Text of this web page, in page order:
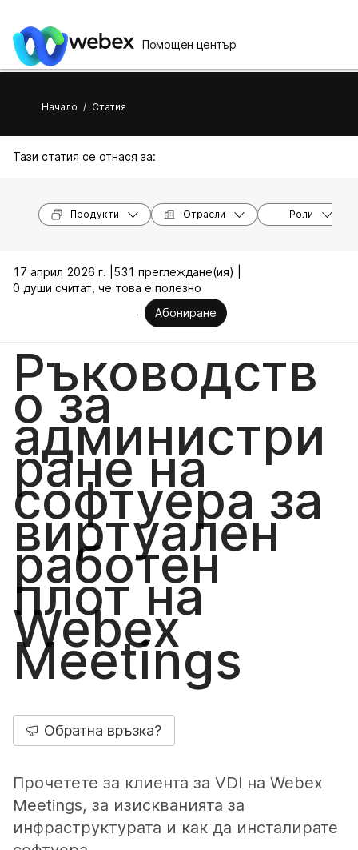
Помощен център
Начало / Статия
Тази статия се отнася за:
Продукти Отрасли Роли
17 април 2026 г. | 531 преглеждане(ия) |
0 души считат, че това е полезно
Абониране
Ръководств
о за
администри
ране на
софтуера за
виртуален
работен
плот на
Webex
Meetings
Обратна връзка?
Прочетете за клиента за VDI на Webex
Meetings, за изискванията за
инфраструктурата и как да инсталирате